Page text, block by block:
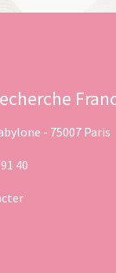
- 75007 Paris
40